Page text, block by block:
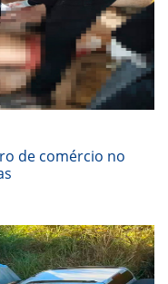
de comércio no